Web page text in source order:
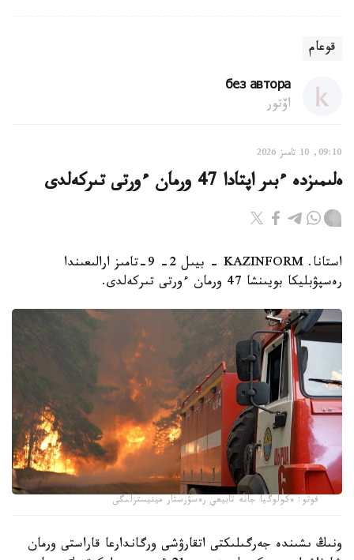
قوعام
без автора
اۆتور
09:10, 10 تامىز 2026
ەلىمىزدە ءبىر اپتادا 47 ورمان ءورتى تىركەلدى
استانا. KAZINFORM - بيىل 2- 9-تامىز ارالىعىندا
رەسپۋبليكا بويىنشا 47 ورمان ءورتى تىركەلدى.
فوتو: ەكولوگيا جانە تابيعي رەسۋرستار مينيسترلىگى
ونىڭ ىشىندە جەرگىلىكتى اتقارۋشى ورگاندارعا قاراستى ورمان